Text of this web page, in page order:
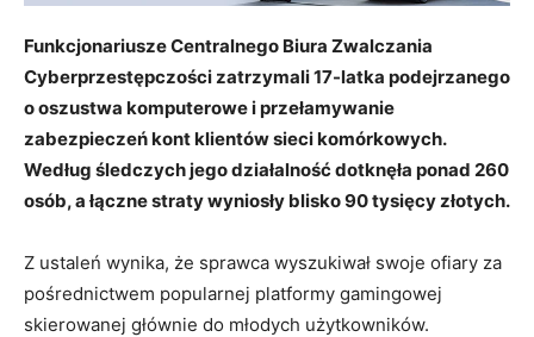
Funkcjonariusze Centralnego Biura Zwalczania
Cyberprzestępczości zatrzymali 17-latka podejrzanego
o oszustwa komputerowe i przełamywanie
zabezpieczeń kont klientów sieci komórkowych.
Według śledczych jego działalność dotknęła ponad 260
osób, a łączne straty wyniosły blisko 90 tysięcy złotych.
Z ustaleń wynika, że sprawca wyszukiwał swoje ofiary za
pośrednictwem popularnej platformy gamingowej
skierowanej głównie do młodych użytkowników.